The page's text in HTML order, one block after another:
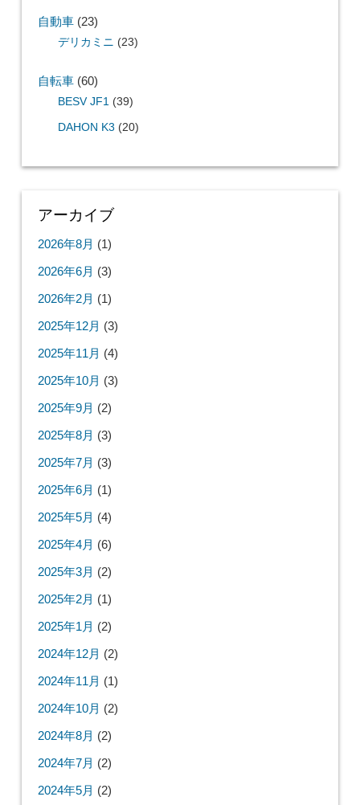
自動車(23)
デリカミニ (23)
自転車(60)
BESV JF1 (39)
DAHON K3 (20)
アーカイブ
2026年8月 (1)
2026年6月 (3)
2026年2月 (1)
2025年12月 (3)
2025年11月 (4)
2025年10月 (3)
2025年9月 (2)
2025年8月 (3)
2025年7月 (3)
2025年6月 (1)
2025年5月 (4)
2025年4月 (6)
2025年3月 (2)
2025年2月 (1)
2025年1月 (2)
2024年12月 (2)
2024年11月 (1)
2024年10月 (2)
2024年8月 (2)
2024年7月 (2)
2024年5月 (2)